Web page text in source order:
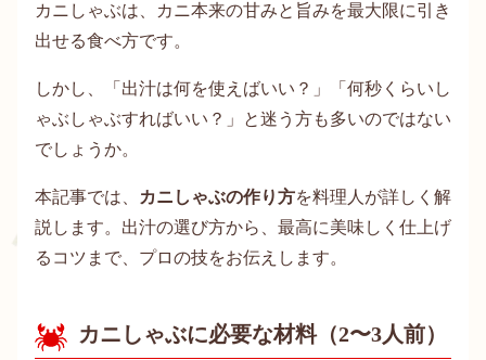
カニしゃぶは、カニ本来の甘みと旨みを最大限に引き
出せる食べ方です。
しかし、「出汁は何を使えばいい？」「何秒くらいし
ゃぶしゃぶすればいい？」と迷う方も多いのではない
でしょうか。
本記事では、 カニしゃぶの作り方を料理人が詳しく解
説します。出汁の選び方から、最高に美味しく仕上げ
るコツまで、プロの技をお伝えします。
カニしゃぶに必要な材料（2〜3人前）